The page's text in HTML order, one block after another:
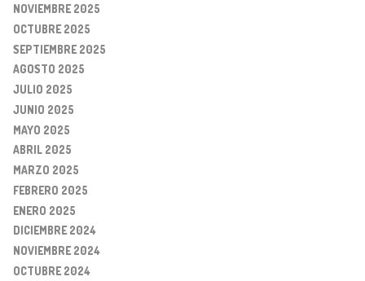
NOVIEMBRE 2025
OCTUBRE 2025
SEPTIEMBRE 2025
AGOSTO 2025
JULIO 2025
JUNIO 2025
MAYO 2025
ABRIL 2025
MARZO 2025
FEBRERO 2025
ENERO 2025
DICIEMBRE 2024
NOVIEMBRE 2024
OCTUBRE 2024